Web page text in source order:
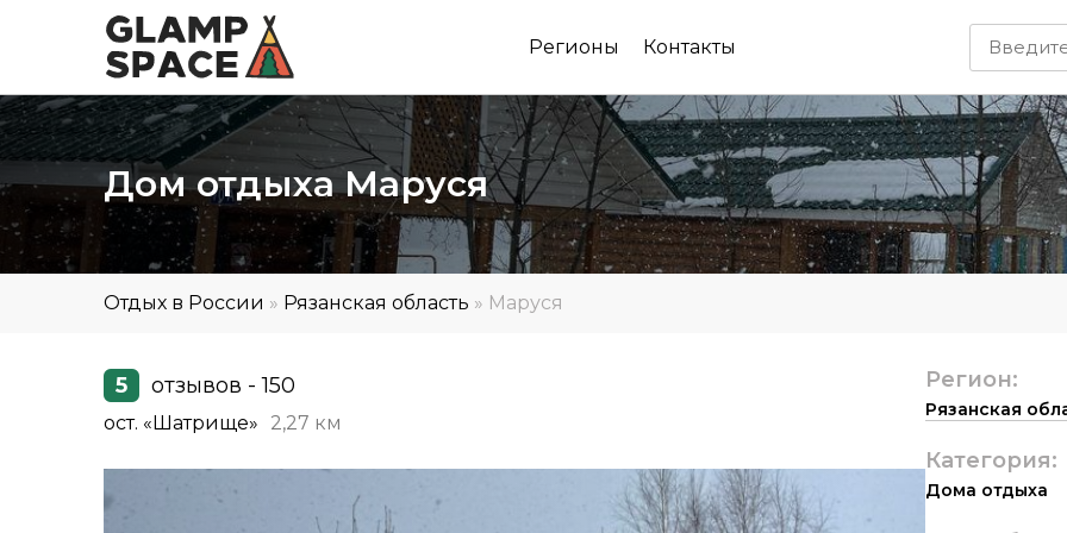
Регионы Контакты
Дом отдыха Маруся
Отдых в России » Рязанская область » Маруся
5 отзывов - 150
ост. «Шатрище» 2,27 км
Регион:
Рязанская
Категория:
Дома отдыха